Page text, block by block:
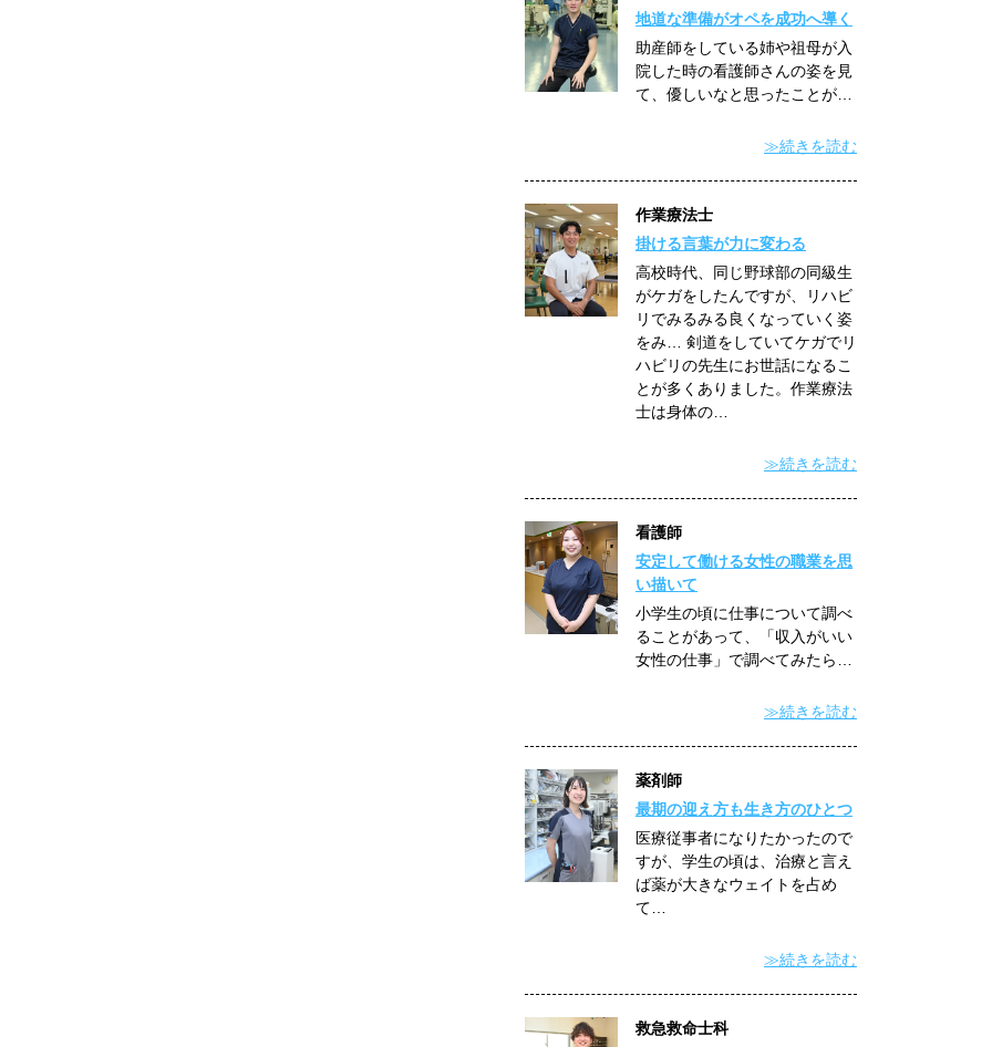
地道な準備がオペを成功へ導く
助産師をしている姉や祖母が入
院した時の看護師さんの姿を見
て、優しいなと思ったことが…
≫続きを読む
作業療法士
掛ける言葉が力に変わる
高校時代、同じ野球部の同級生
がケガをしたんですが、リハビ
リでみるみる良くなっていく姿
をみ… 剣道をしていてケガでリ
ハビリの先生にお世話になるこ
とが多くありました。作業療法
士は身体の…
≫続きを読む
看護師
安定して働ける女性の職業を思
い描いて
小学生の頃に仕事について調べ
ることがあって、「収入がいい
女性の仕事」で調べてみたら…
≫続きを読む
薬剤師
最期の迎え方も生き方のひとつ
医療従事者になりたかったので
すが、学生の頃は、治療と言え
ば薬が大きなウェイトを占め
て…
≫続きを読む
救急救命士科